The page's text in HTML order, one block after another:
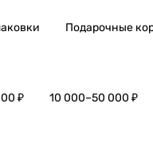
Подарочные
₽ 10 000–50 000 ₽